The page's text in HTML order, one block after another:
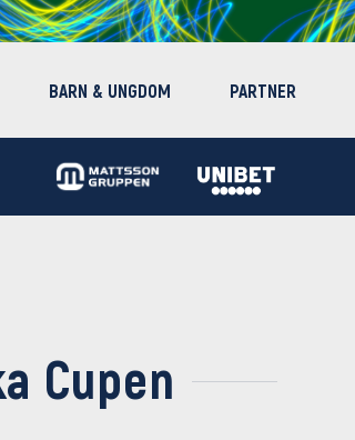
BARN & UNGDOM PARTNER
Cupen